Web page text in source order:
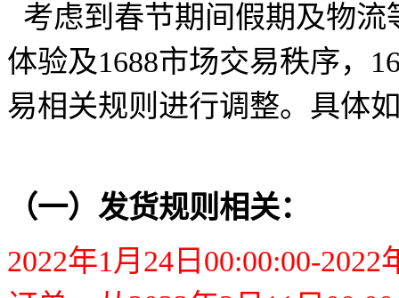
考虑到春节期间假期及物
体验及1688市场交易秩序，
易相关规则进行调整。具体
（一）发货规则相关：
2022年1月 24 日 00:00:00-2022